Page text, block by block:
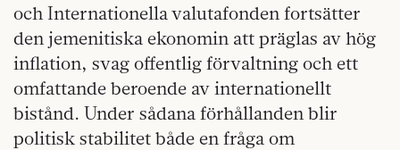
och Internationella valutafonden fortsätter
den jemenitiska ekonomin att präglas av hög
inflation, svag offentlig förvaltning och ett
omfattande beroende av internationellt
bistånd. Under sådana förhållanden blir
politisk stabilitet både en fråga om